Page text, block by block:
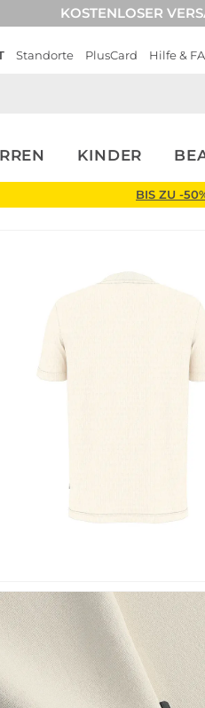
KOSTENLOSER
Standorte PlusCard Hilfe &
KINDER
BIS ZU -